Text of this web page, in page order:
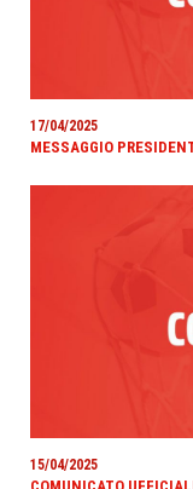
17/04/2025
MESSAGGIO
15/04/2025